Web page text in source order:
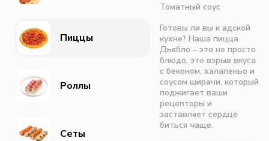
Пиццы
Роллы
Сеты
Томатный соус
Готовы ли вы к адской
кухне? Наша пицца
Дьябло – это не просто
блюдо, это взрыв вкуса
с беконом, халапеньо и
соусом ширачи, который
поджигает ваши
рецепторы и
заставляет сердце
биться чаще.